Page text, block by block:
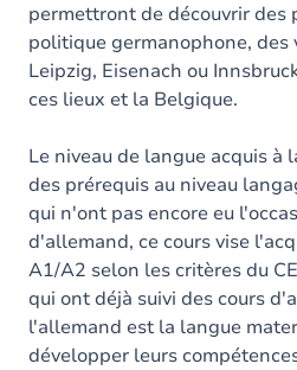
permettront de découvrir des
politique germanophone, des
Leipzig, Eisenach ou
ces lieux et la Belgique.
Le niveau de langue acquis à
des prérequis au niveau
qui n'ont pas encore eu
d'allemand, ce cours vise
A1/A2 selon les critères du
qui ont déjà suivi des cours
l'allemand est la langue
développer leurs